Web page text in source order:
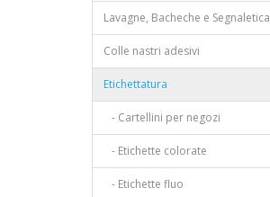
Lavagne, Bacheche e Segnaletica
Colle nastri adesivi
Etichettatura
- Cartellini per negozi
- Etichette colorate
- Etichette fluo